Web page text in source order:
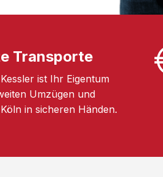
Transporte
ist Ihr Eigentum
Umzügen und
in sicheren Händen.